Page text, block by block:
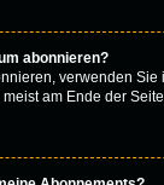
abonnieren?
verwenden Sie
am Ende der